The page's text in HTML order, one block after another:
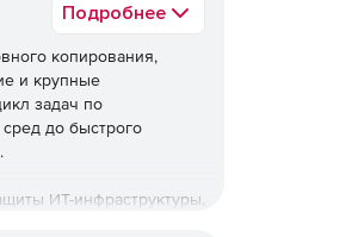
Подробнее
копирования,
и крупные
задач по
до быстрого
ИТ-инфраструктуры,